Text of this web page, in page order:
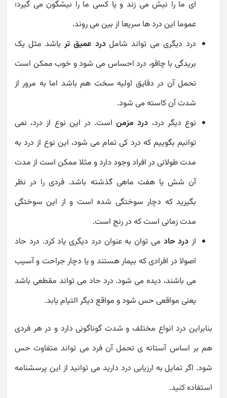
ای ما را نیش می زند و یا کسی ما را نیشگون می گیرد؛
عموما این درد ها سریعا از بین می روند.
درد دیگری می تواند شاملدرد عمیق ترباشد مثل یک
بریدگی با چاقو، درد احساس می شود و خوب ممکن است
تحمل آن در دقایق اولیه سخت هم باشد اما به مرور از
شدت آن کاسته می شود.
نوع دیگر درد، درد مزمناست. در این نوع از درد، نمی
توانیم بگوییم که درد کی تمام می شود، این نوع از درد به
مدت طولانی در افراد وجود دارد و مثلا ممکن است از مدت
آن شش یا هفت ماهی گذشته باشد. فردی را در نظر
بگیرید که دچار سوختگی شده است و از این سوختگی
مدت زمانی است که در رنج است.
از درد حاد می توان به عنوان درد دیگری یاد کرد. درد حاد
اصولا در افرادی که بیمار هستند و یا دچار جراحت و آسیب
می باشند، دیده می شود. درد حاد می تواند مقطعی باشد
یعنی مواقعی حس شود و مواقع دیگر التیام یابد.
بنابراین درد انواع مختلف و شدت گوناگونی دارد و در هر فردی
هم بر اساس آستانه ی تحمل آن فرد می تواند متفاوت حس
شود. اگر تمایل به ارزیابی درد دارید می توانید از این پرسشنامه
استفاده کنید.